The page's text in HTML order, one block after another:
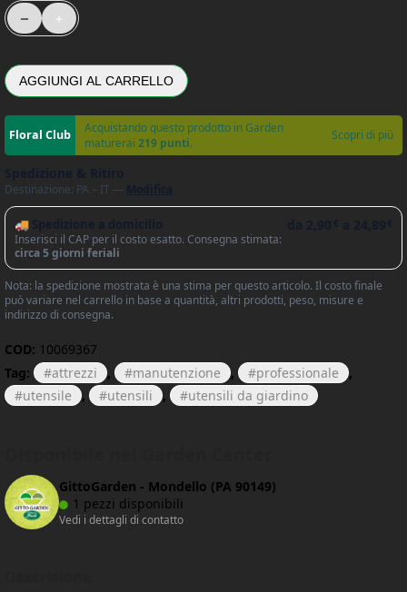
Tamburo Avvolgitubo Automatico a Batteria 18 V Orientabile Fino
AGGIUNGI AL CARRELLO
Acquistando questo prodotto in Garden
maturerai 219 punti. Scopri di più
Destinazione: PA – IT —
🚚 Spedizione a domicilio
Inserisci il CAP per il costo esatto. Consegna stimata:
circa 5 giorni feriali
Nota: la spedizione mostrata è una stima per questo articolo. Il costo finale
può variare nel carrello in base a quantità, altri prodotti, peso, misure e
indirizzo di consegna.
COD: 10069367
Tag:
attrezzi , manutenzione , professionale
,
utensile
, utensili , utensili da giardino
GittoGarden - Mondello (PA 90149)
1 pezzi disponibili
Vedi i dettagli di contatto